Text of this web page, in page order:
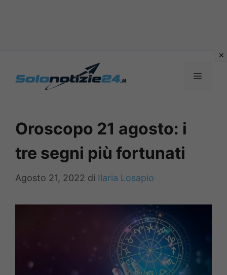
MENU
Oroscopo 21 agosto: i
tre segni più fortunati
Agosto 21, 2022 di Ilaria Losapio